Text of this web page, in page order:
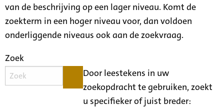
van de beschrijving op een lager niveau. Komt de
zoekterm in een hoger niveau voor, dan voldoen
onderliggende niveaus ook aan de zoekvraag.
Zoek
Door leestekens in uw
zoekopdracht te gebruiken, zoekt
u specifieker of juist breder: